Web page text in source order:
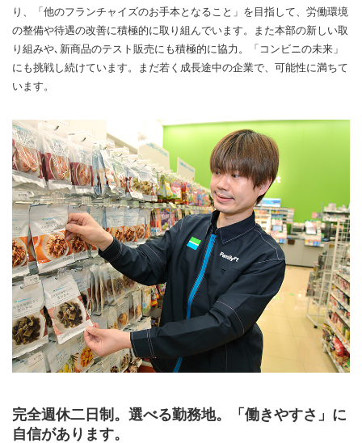
り、「他のフランチャイズのお手本となること」を目指して、労働環境
の整備や待遇の改善に積極的に取り組んでいます。また本部の新しい取
り組みや､新商品のテスト販売にも積極的に協力。「コンビニの未来」
にも挑戦し続けています。まだ若く成長途中の企業で、可能性に満ちて
います。
完全週休二日制。選べる勤務地。「働きやすさ」に
自信があります。